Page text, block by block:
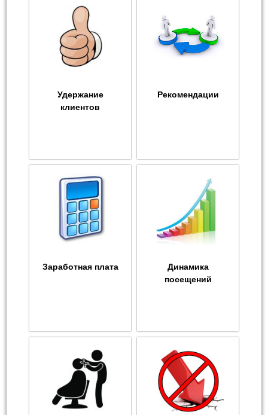
Удержание
клиентов
Рекомендации
Заработная плата
Динамика
посещений